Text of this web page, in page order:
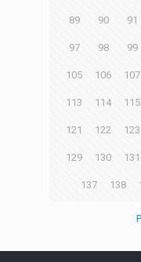
89 90 91
97 98 99
105 106 107
113 114 115
121 122 123
129 130 131
137 138